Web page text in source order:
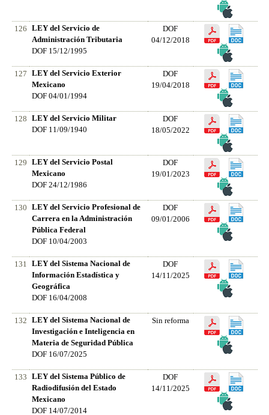
126
LEY del Servicio de
Administración Tributaria
DOF 15/12/1995
DOF
04/12/2018
127
LEY del Servicio Exterior
Mexicano
DOF 04/01/1994
DOF
19/04/2018
128
LEY del Servicio Militar
DOF 11/09/1940
DOF
18/05/2022
129
LEY del Servicio Postal
Mexicano
DOF 24/12/1986
DOF
19/01/2023
130
LEY del Servicio Profesional de
Carrera en la Administración
Pública Federal
DOF 10/04/2003
DOF
09/01/2006
131
LEY del Sistema Nacional de
Información Estadística y
Geográfica
DOF 16/04/2008
DOF
14/11/2025
132
LEY del Sistema Nacional de
Investigación e Inteligencia en
Materia de Seguridad Pública
DOF 16/07/2025
Sin reforma
133
LEY del Sistema Público de
Radiodifusión del Estado
Mexicano
DOF 14/07/2014
DOF
14/11/2025